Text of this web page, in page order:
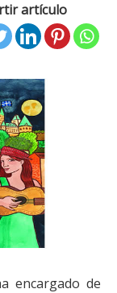
artículo
encargado de